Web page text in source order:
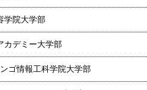
学院大学部
カデミー大学部
ゴ情報工科学院大学部